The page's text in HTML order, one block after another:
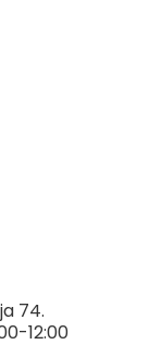
74.
12:00